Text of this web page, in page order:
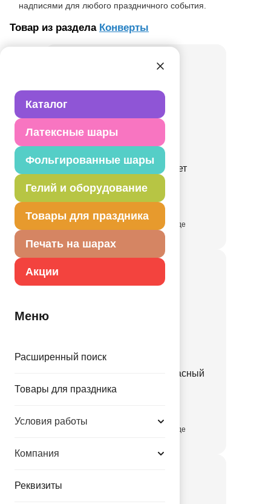
Каталог
Латексные шары
Фольгированные шары
Гелий и оборудование
Товары для праздника
Печать на шарах
Акции
Меню
Расширенный поиск
Товары для праздника
Условия работы
Компания
Реквизиты
надписями для любого праздничного события.
Товар из раздела Конверты
Конверт д/денег Совет
1509-3115
присутствует на складе
Конверт д/денег Бант красный
1509-3116
присутствует на складе